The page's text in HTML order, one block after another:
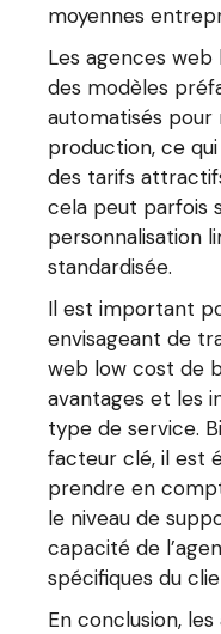
moyennes
Les agences
des modèles
automatisés
production, ce
des tarifs
cela peut parfois
personnalisation
standardisée.
Il est important
envisageant de
web low cost de
avantages et les
type de service.
facteur clé, il est
prendre en
le niveau de
capacité de
spécifiques du
En conclusion,